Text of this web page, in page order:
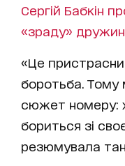
Сергій Бабкін
«зраду»
«Це
боротьба. Тому
сюжет номеру:
бориться зі
резюмувала